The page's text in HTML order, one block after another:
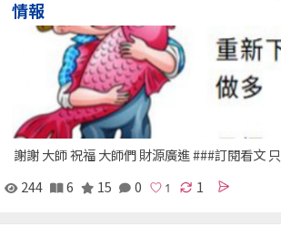
情報
謝謝 大師 祝福 大師們 財源廣進 ###訂閱看文
244
6 15 0 1